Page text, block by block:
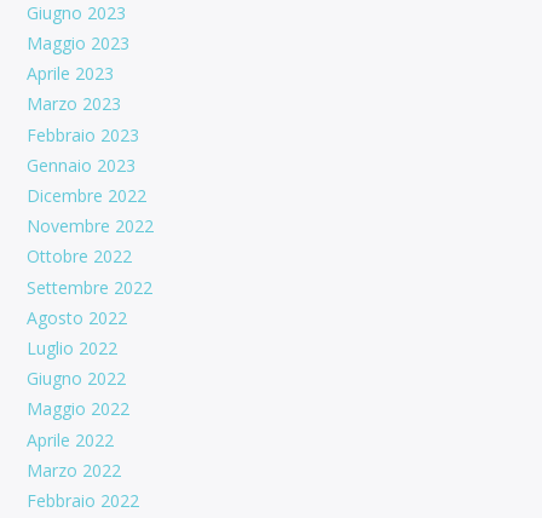
Giugno 2023
Maggio 2023
Aprile 2023
Marzo 2023
Febbraio 2023
Gennaio 2023
Dicembre 2022
Novembre 2022
Ottobre 2022
Settembre 2022
Agosto 2022
Luglio 2022
Giugno 2022
Maggio 2022
Aprile 2022
Marzo 2022
Febbraio 2022